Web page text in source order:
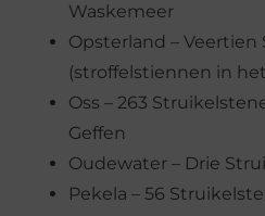
Waskemeer
Opsterland –
(stroffelstiennen in
Oss – 263
Geffen
Oudewater – Drie
Pekela – 56